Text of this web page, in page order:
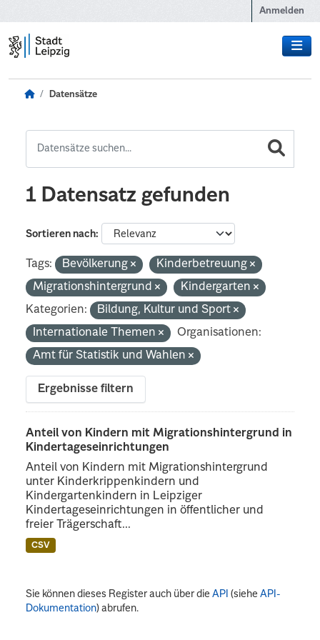
Anmelden
Datensätze
1 Datensatz gefunden
Sortieren nach
Tags: Bevölkerung
Kinderbetreuung
Migrationshintergrund
Kindergarten
Kategorien:
Bildung, Kultur und Sport
Internationale Themen
Organisationen:
Amt für Statistik und Wahlen
Ergebnisse filtern
Anteil von Kindern mit Migrationshintergrund in
Kindertageseinrichtungen
Anteil von Kindern mit Migrationshintergrund
unter Kinderkrippenkindern und
Kindergartenkindern in Leipziger
Kindertageseinrichtungen in öffentlicher und
freier Trägerschaft...
CSV
Sie können dieses Register auch über dieAPI (sieheAPI-
Dokumentation) abrufen.